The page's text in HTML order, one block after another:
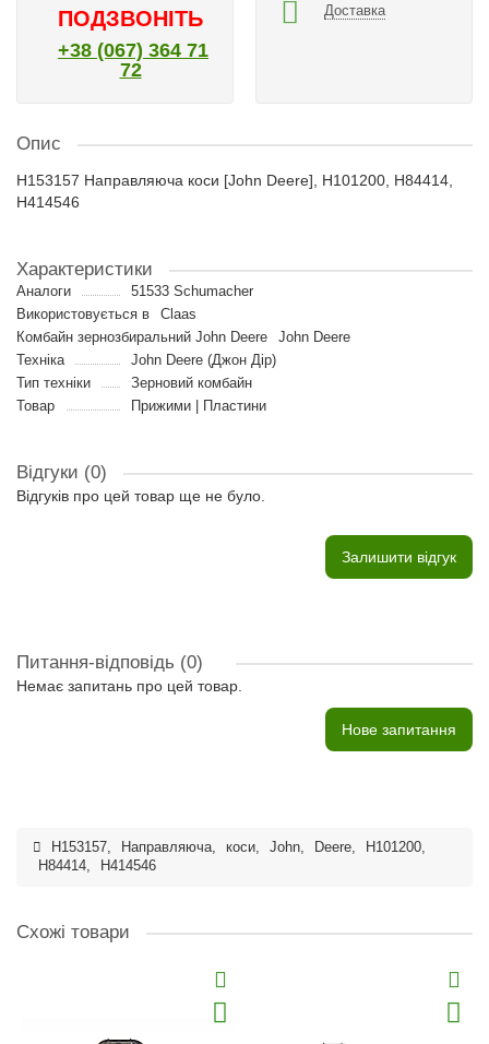
ПОДЗВОНІТЬ
+38 (067) 364 71
72
Доставка
Опис
H153157 Направляюча коси [John Deere], H101200, H84414,
H414546
Характеристики
Аналоги
51533 Schumacher
Використовується в
Claas
Комбайн зернозбиральний John Deere
John Deere
Техніка
John Deere (Джон Дір)
Тип техніки
Зерновий комбайн
Товар
Прижими | Пластини
Відгуки (0)
Відгуків про цей товар ще не було.
Залишити відгук
Питання-відповідь (0)
Немає запитань про цей товар.
Нове запитання
H153157, Направляюча, коси, John, Deere, H101200,
H84414, H414546
Схожі товари